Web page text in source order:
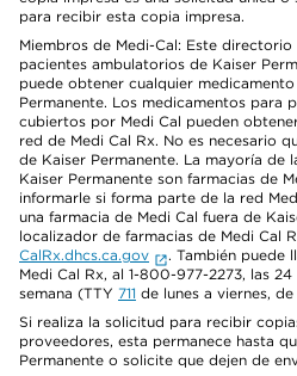
para recibir esta copia impresa.
Miembros de Medi-Cal: Este
pacientes ambulatorios de Kaiser
puede obtener cualquier
Permanente. Los medicamentos para
cubiertos por Medi Cal pueden
red de Medi Cal Rx. No es necesario
de Kaiser Permanente. La mayoría de
Kaiser Permanente son farmacias de
informarle si forma parte de la red
una farmacia de Medi Cal fuera de
localizador de farmacias de Medi Cal
CalRx.dhcs.ca.gov
. También puede
Medi Cal Rx, al 1-800-977-2273, las
semana (TTY 711 de lunes a viernes,
Si realiza la solicitud para recibir
proveedores, esta permanece hasta
Permanente o solicite que dejen de